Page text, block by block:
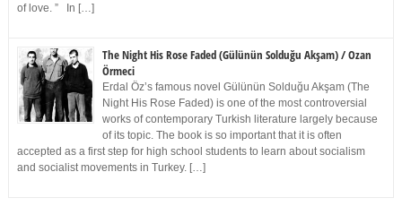
of love. ” In […]
The Night His Rose Faded (Gülünün Solduğu Akşam) / Ozan
Örmeci
Erdal Öz’s famous novel Gülünün Solduğu Akşam (The
Night His Rose Faded) is one of the most controversial
works of contemporary Turkish literature largely because
of its topic. The book is so important that it is often
accepted as a first step for high school students to learn about socialism
and socialist movements in Turkey. […]